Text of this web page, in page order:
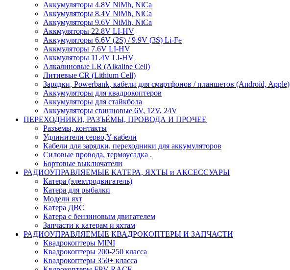
Аккумуляторы 4.8V NiMh, NiCa
Аккумуляторы 8.4V NiMh, NiCa
Аккумуляторы 9.6V NiMh, NiCa
Аккмуляторы 22.8V LI-HV
Аккумуляторы 6.6V (2S) / 9.9V (3S) Li-Fe
Аккмуляторы 7.6V LI-HV
Аккмуляторы 11.4V LI-HV
Алкалиновые LR (Alkaline Cell)
Литиевые CR (Lithium Сell)
Зарядки, Powerbank, кабели для смартфонов / планшетов (Android, Apple)
Аккумуляторы для квадрокоптеров
Аккумуляторы для стайкбола
Аккумуляторы свинцовые 6V, 12V, 24V
ПЕРЕХОДНИКИ, РАЗЪЁМЫ, ПРОВОДА И ПРОЧЕЕ
Разъемы, контакты
Удлинители серво,Y-кабели
Кабели для зарядки, переходники для аккумуляторов
Силовые провода, термоусадка .
Бортовые выключатели
РАДИОУПРАВЛЯЕМЫЕ КАТЕРА, ЯХТЫ и АКСЕССУАРЫ
Катера (электродвигатель)
Катера для рыбалки
Модели яхт
Катера ДВС
Катера с бензиновым двигателем
Запчасти к катерам и яхтам
РАДИОУПРАВЛЯЕМЫЕ КВАДРОКОПТЕРЫ И ЗАПЧАСТИ
Квадрокоптеры MINI
Квадрокоптеры 200-250 класса
Квадрокоптеры 350+ класса